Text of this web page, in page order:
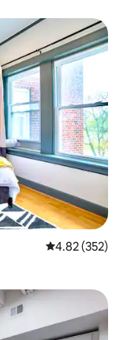
औसत रेटिंग 5 में से
4.82 (352)